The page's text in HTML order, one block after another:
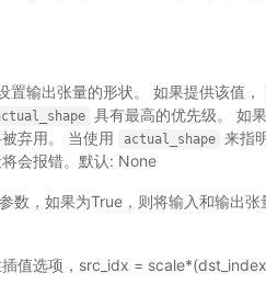
输出张量的形状。 如果提供该值，
具有最高的优先级。 如
弃用。 当使用 actual_shape 来指
会报错。默认: None
数，如果为True，则将输入和输出
值选项，src_idx =